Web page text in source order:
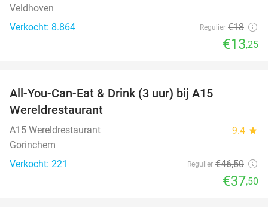
Veldhoven
Verkocht: 8.864
Regulier €18
€13,25
All-You-Can-Eat & Drink (3 uur) bij A15
Wereldrestaurant
A15 Wereldrestaurant 9.4 star
Gorinchem
Verkocht: 221
Regulier €46,50
€37,50